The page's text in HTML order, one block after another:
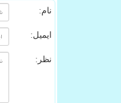
نام:
ایمیل:
نظر: